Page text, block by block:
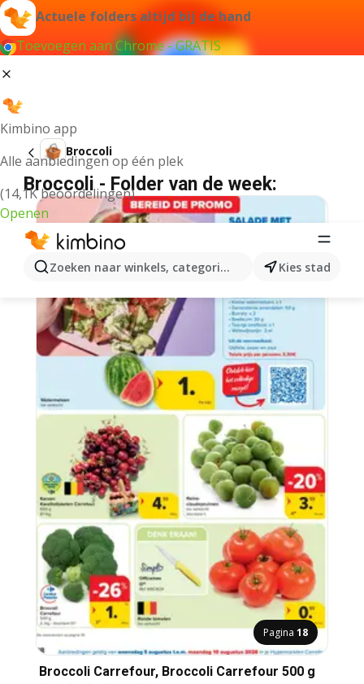
Actuele folders altijd bij de hand
Toevoegen aan Chrome - GRATIS
Kimbino app
Alle aanbiedingen op één plek
(14,1K beoordelingen)
Openen
Zoeken naar winkels, categorieën, producten...
Kies stad
Broccoli
Broccoli - Folder van de week:
Pagina 18
Broccoli Carrefour, Broccoli Carrefour 500 g